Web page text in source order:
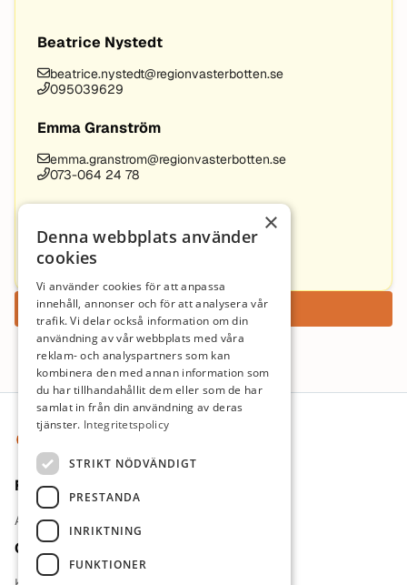
Beatrice Nystedt
beatrice.nystedt@regionvasterbotten.se
095039629
Emma Granström
emma.granstrom@regionvasterbotten.se
073-064 24 78
katrin.hortlund@regionvasterbotten.se
090-785 93 19
Ansök nu
Sidfot
För jobbsökande
Arbetsgivare
Om oss
×
Denna webbplats använder
cookies
Vi använder cookies för att anpassa
innehåll, annonser och för att analysera vår
trafik. Vi delar också information om din
användning av vår webbplats med våra
reklam- och analyspartners som kan
kombinera den med annan information som
du har tillhandahållit dem eller som de har
samlat in från din användning av deras
tjänster. Integritetspolicy
STRIKT NÖDVÄNDIGT
PRESTANDA
INRIKTNING
FUNKTIONER